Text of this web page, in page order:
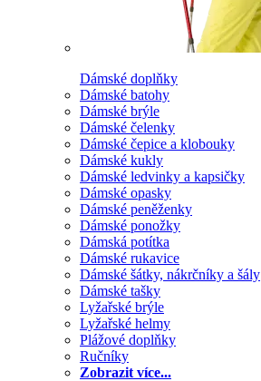
Dámské doplňky
Dámské batohy
Dámské brýle
Dámské čelenky
Dámské čepice a klobouky
Dámské kukly
Dámské ledvinky a kapsičky
Dámské opasky
Dámské peněženky
Dámské ponožky
Dámská potítka
Dámské rukavice
Dámské šátky, nákrčníky a šály
Dámské tašky
Lyžařské brýle
Lyžařské helmy
Plážové doplňky
Ručníky
Zobrazit více...